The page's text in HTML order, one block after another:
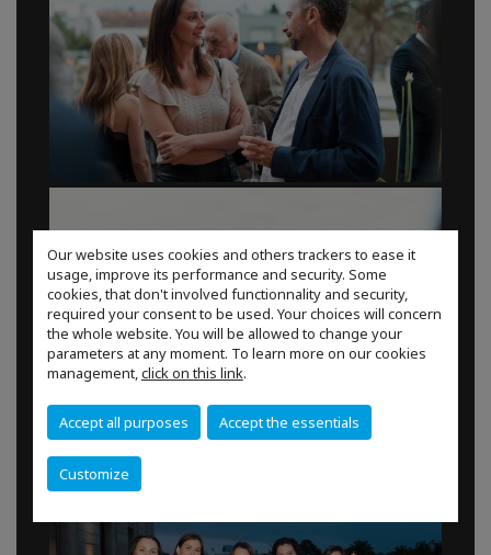
Our website uses cookies and others trackers to ease it
usage, improve its performance and security. Some
cookies, that don't involved functionnality and security,
required your consent to be used. Your choices will concern
the whole website. You will be allowed to change your
parameters at any moment. To learn more on our cookies
management,click on this link.
Accept all purposes Accept the essentials
Customize